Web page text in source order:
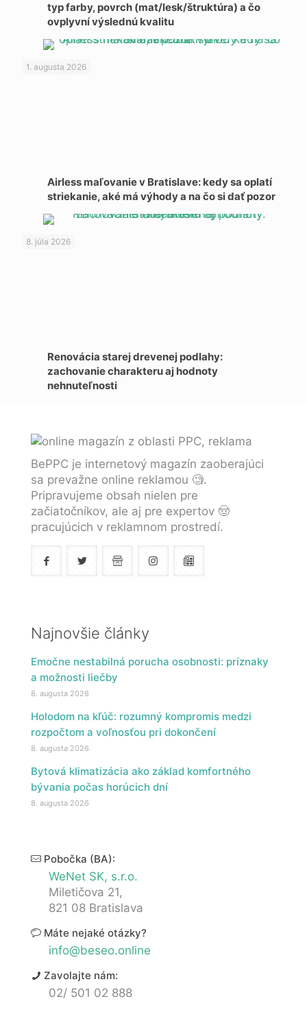
typ farby, povrch (mat/lesk/štruktúra) a čo
ovplyvní výslednú kvalitu
1. augusta 2026
Airless maľovanie v Bratislave: kedy sa oplatí
striekanie, aké má výhody a na čo si dať pozor
8. júla 2026
Renovácia starej drevenej podlahy:
zachovanie charakteru aj hodnoty
nehnuteľnosti
BePPC je internetový magazín zaoberajúci
sa prevažne online reklamou 🧐.
Pripravujeme obsah nielen pre
začiatočníkov, ale aj pre expertov 🤠
pracujúcich v reklamnom prostredí.
Najnovšie články
Emočne nestabilná porucha osobnosti: príznaky
a možnosti liečby
8. augusta 2026
Holodom na kľúč: rozumný kompromis medzi
rozpočtom a voľnosťou pri dokončení
8. augusta 2026
Bytová klimatizácia ako základ komfortného
bývania počas horúcich dní
8. augusta 2026
Pobočka (BA):
WeNet SK, s.r.o.
Miletičova 21,
821 08 Bratislava
Máte nejaké otázky?
info@beseo.online
Zavolajte nám:
02/ 501 02 888